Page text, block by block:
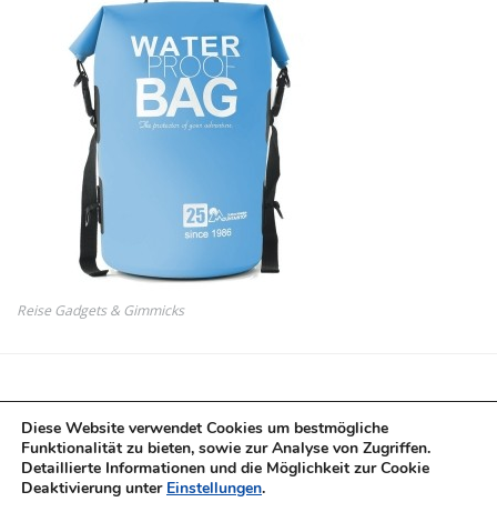
Reise Gadgets & Gimmicks
Copyright © 2017-2022 test-champions.de
Diese Website verwendet Cookies um bestmögliche
Funktionalität zu bieten, sowie zur Analyse von Zugriffen.
Detaillierte Informationen und die Möglichkeit zur Cookie
Deaktivierung unter Einstellungen.